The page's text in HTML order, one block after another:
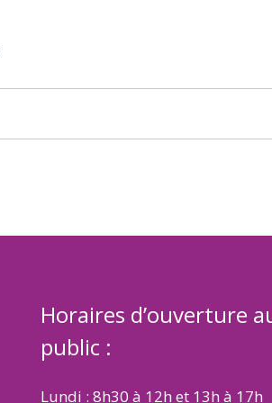
Horaires d’ouverture
public :
Lundi : 8h30 à 12h et 13h à 17h